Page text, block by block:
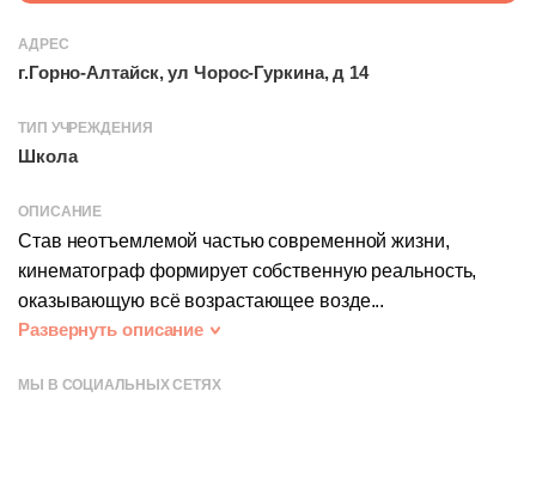
АДРЕС
г.Горно-Алтайск, ул Чорос-Гуркина, д 14
ТИП УЧРЕЖДЕНИЯ
Школа
ОПИСАНИЕ
Став неотъемлемой частью современной жизни,
кинематограф формирует собственную реальность,
оказывающую всё возрастающее возде...
Развернуть описание
МЫ В СОЦИАЛЬНЫХ СЕТЯХ